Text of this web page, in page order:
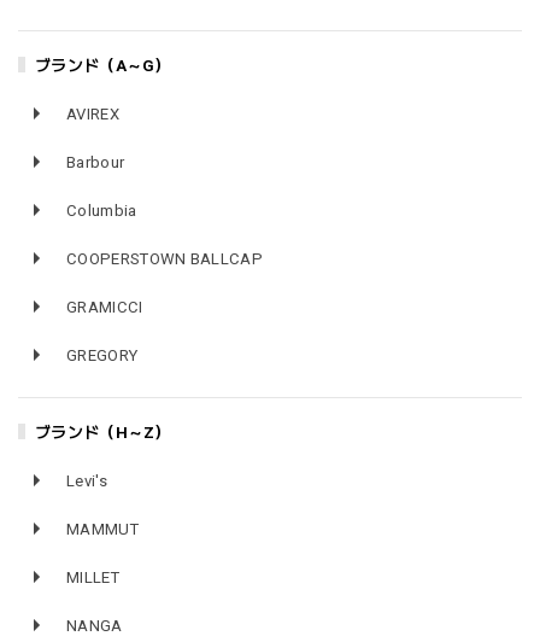
ブランド（A～G）
AVIREX
Barbour
Columbia
COOPERSTOWN BALLCAP
GRAMICCI
GREGORY
ブランド（H～Z）
Levi's
MAMMUT
MILLET
NANGA